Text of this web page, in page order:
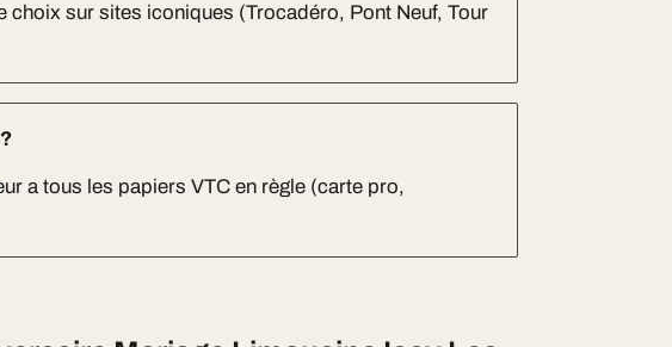
choix sur sites iconiques (Trocadéro, Pont Neuf, Tour
a tous les papiers VTC en règle (carte pro,